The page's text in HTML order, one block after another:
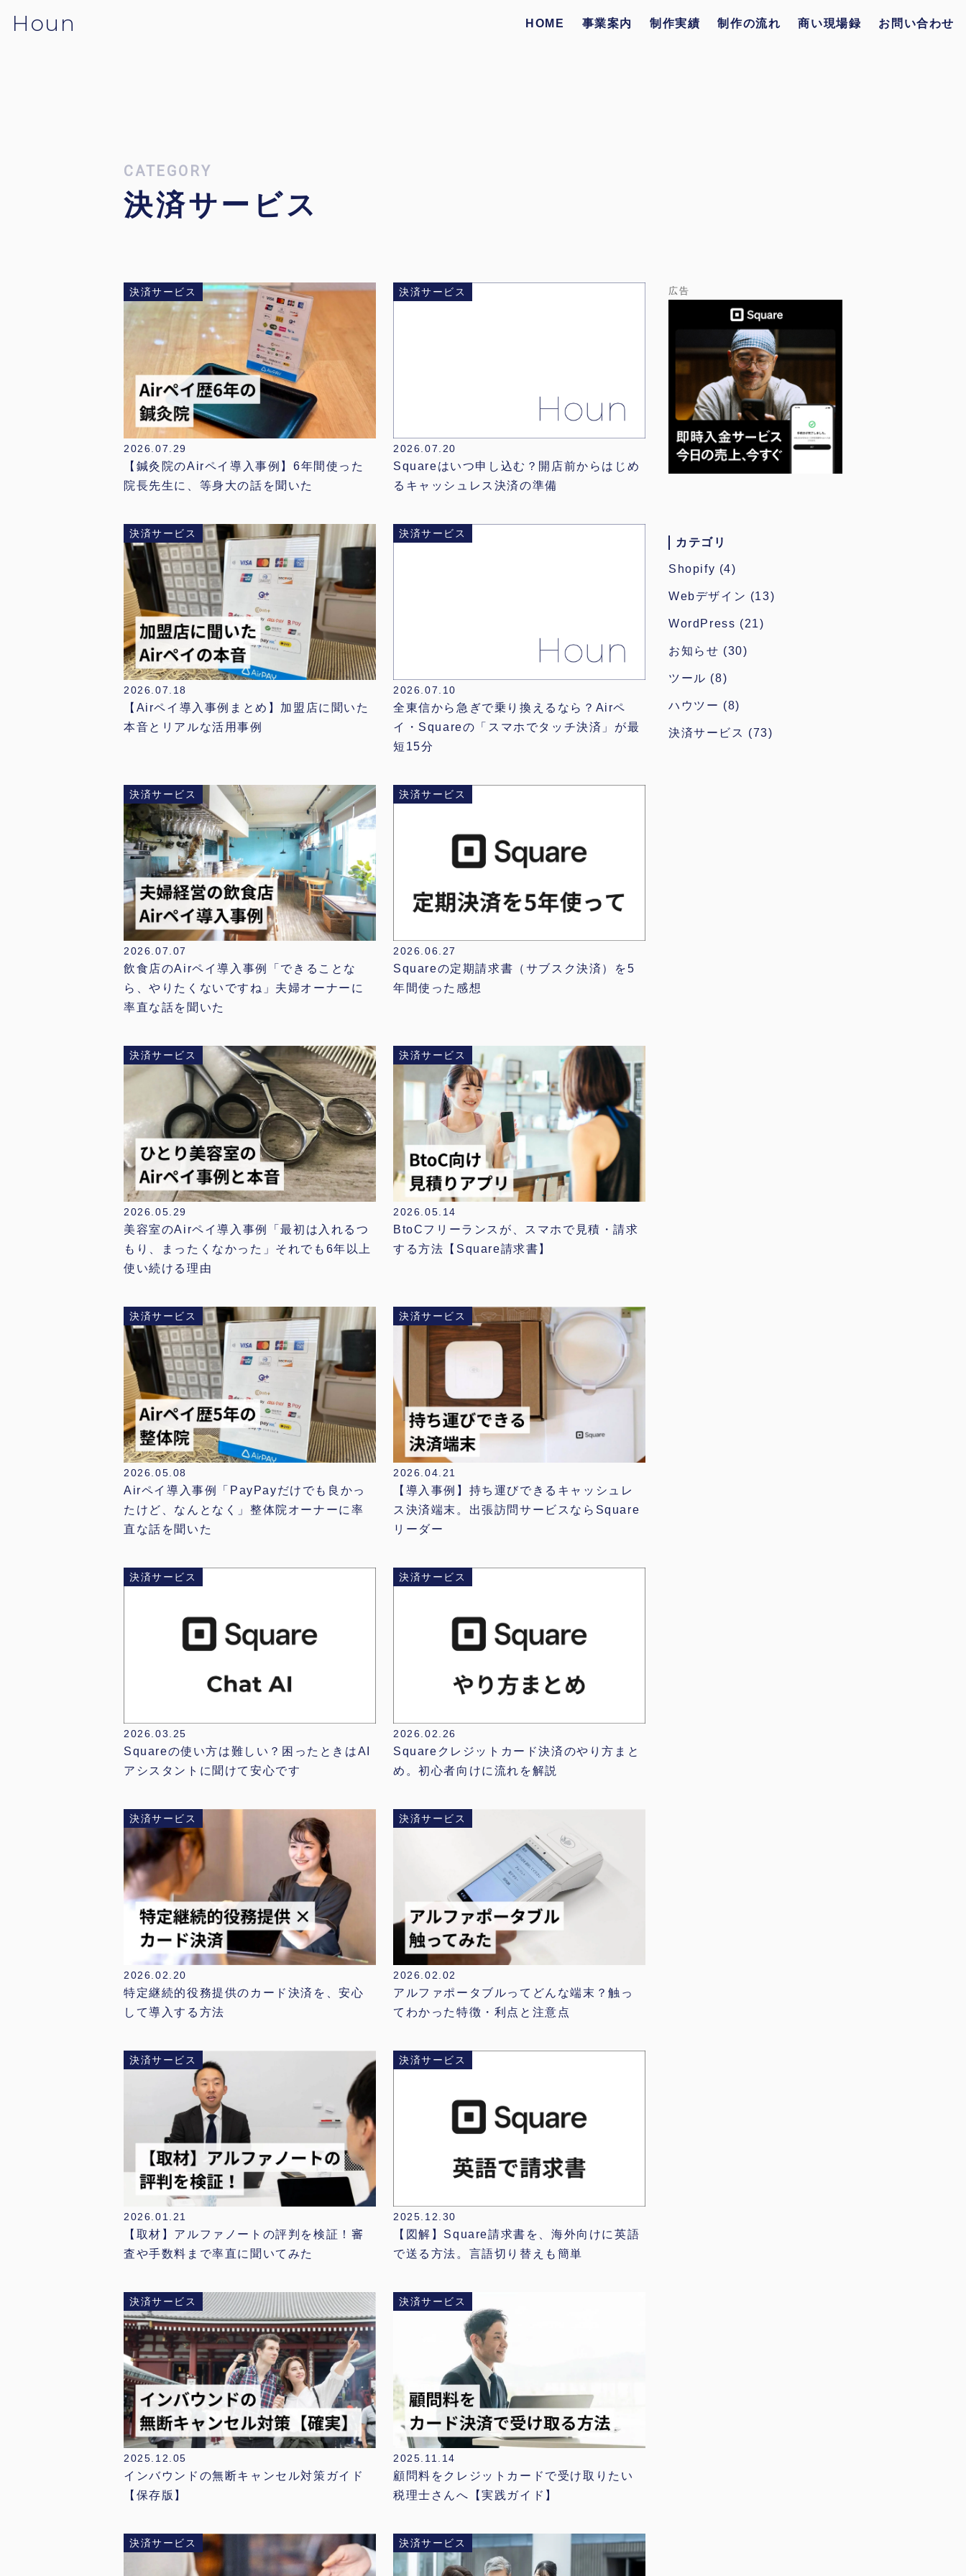
Houn HOME 事業案内 制作実績 制作の流れ 商い現場録 お問い合わせ
CATEGORY
決済サービス
決済サービス
2026.07.29
【鍼灸院のAirペイ導入事例】6年間使った
院長先生に、等身大の話を聞いた
決済サービス
2026.07.20
Squareはいつ申し込む？開店前からはじめ
るキャッシュレス決済の準備
決済サービス
2026.07.18
【Airペイ導入事例まとめ】加盟店に聞いた
本音とリアルな活用事例
決済サービス
2026.07.10
全東信から急ぎで乗り換えるなら？Airペ
イ・Squareの「スマホでタッチ決済」が最
短15分
決済サービス
2026.07.07
飲食店のAirペイ導入事例「できることな
ら、やりたくないですね」夫婦オーナーに
率直な話を聞いた
決済サービス
2026.06.27
Squareの定期請求書（サブスク決済）を5
年間使った感想
決済サービス
2026.05.29
美容室のAirペイ導入事例「最初は入れるつ
もり、まったくなかった」それでも6年以上
使い続ける理由
決済サービス
2026.05.14
BtoCフリーランスが、スマホで見積・請求
する方法【Square請求書】
決済サービス
2026.05.08
Airペイ導入事例「PayPayだけでも良かっ
たけど、なんとなく」整体院オーナーに率
直な話を聞いた
決済サービス
2026.04.21
【導入事例】持ち運びできるキャッシュレ
ス決済端末。出張訪問サービスならSquare
リーダー
決済サービス
2026.03.25
Squareの使い方は難しい？困ったときはAI
アシスタントに聞けて安心です
決済サービス
2026.02.26
Squareクレジットカード決済のやり方まと
め。初心者向けに流れを解説
決済サービス
2026.02.20
特定継続的役務提供のカード決済を、安心
して導入する方法
決済サービス
2026.02.02
アルファポータブルってどんな端末？触っ
てわかった特徴・利点と注意点
決済サービス
2026.01.21
【取材】アルファノートの評判を検証！審
査や手数料まで率直に聞いてみた
決済サービス
2025.12.30
【図解】Square請求書を、海外向けに英語
で送る方法。言語切り替えも簡単
決済サービス
2025.12.05
インバウンドの無断キャンセル対策ガイド
【保存版】
決済サービス
2025.11.14
顧問料をクレジットカードで受け取りたい
税理士さんへ【実践ガイド】
決済サービス 決済サービス
広告
カテゴリ
Shopify (4)
Webデザイン (13)
WordPress (21)
お知らせ (30)
ツール (8)
ハウツー (8)
決済サービス (73)